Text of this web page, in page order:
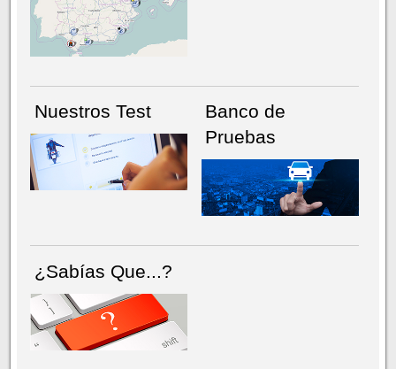
NÚMERO ACTUALHEMEROTECA
Nuestros Test
Banco de
Pruebas
¿Sabías Que...?